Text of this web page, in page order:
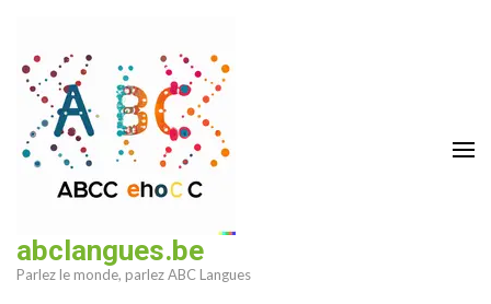
contenu
(Pressez
Entrée)
abclangues.be
Parlez le monde, parlez ABC Langues